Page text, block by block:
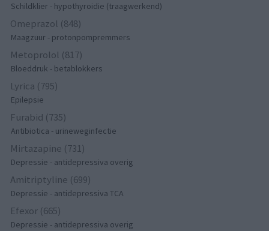
Schildklier - hypothyroidie (traagwerkend)
Omeprazol (848)
Maagzuur - protonpompremmers
Metoprolol (817)
Bloeddruk - betablokkers
Lyrica (795)
Epilepsie
Furabid (735)
Antibiotica - urineweginfectie
Mirtazapine (731)
Depressie - antidepressiva overig
Amitriptyline (699)
Depressie - antidepressiva TCA
Efexor (665)
Depressie - antidepressiva overig